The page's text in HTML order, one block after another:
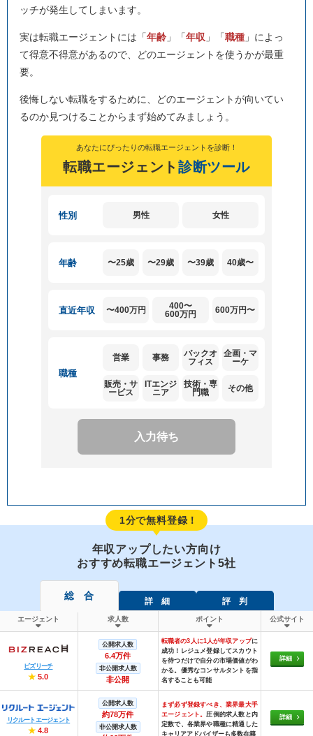
ッチが発生してしまいます。
実は転職エージェントには「年齢 」「年収 」「職種 」によっ
て得意不得意があるので、どのエージェントを使うかが最重
要。
後悔しない転職をするために、どのエージェントが向いてい
るのか見つけることからまず始めてみましょう。
あなたにぴったりの転職エージェントを診断！
転職エージェント 診断ツール
性別 男性 女性
年齢 〜25歳 〜29歳 〜39歳 40歳〜
直近年収 〜400万円
400〜
600万円
600万円〜
職種
営業 事務
バックオ
フィス
企画・マ
ーケ
販売・サ
ービス
ITエンジ
ニア
技術・専
門職
その他
入力待ち
1分で無料登録！
年収アップしたい方向け
おすすめ転職エージェント5社
総 合 詳 細 評 判
エージェント 求人数 ポイント 公式サイト
ビズリーチ
★ 5.0
公開求人数
6.4万件
非公開求人数
非公開
転職者の3人に1人が年収アップに
成功！レジュメ登録してスカウト
を待つだけで自分の市場価値がわ
かる。優秀なコンサルタントを指
名することも可能
詳細
リクルートエージェント
★ 4.8
公開求人数
約78万件
非公開求人数
まず必ず登録すべき、業界最大手
エージェント。圧倒的求人数と内
定数で、各業界や職種に精通した
キャリアアドバイザーも多数在籍
詳細